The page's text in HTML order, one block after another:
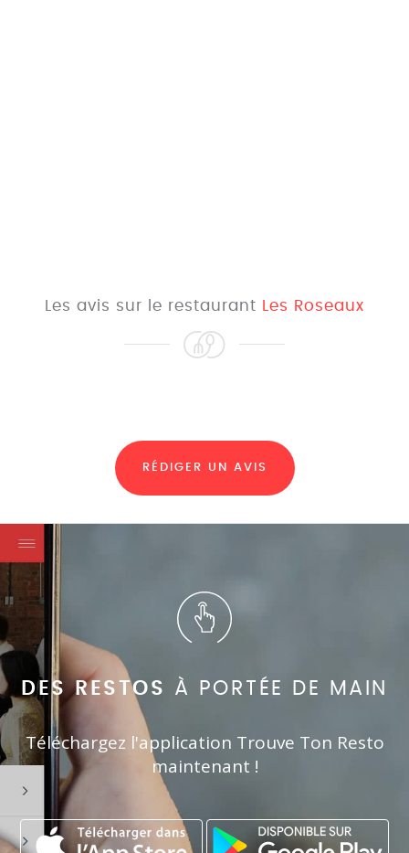
Les avis sur le restaurant Les Roseaux
RÉDIGER UN AVIS
DES RESTOS À PORTÉE DE MAIN
Téléchargez l'application Trouve Ton Resto
maintenant !